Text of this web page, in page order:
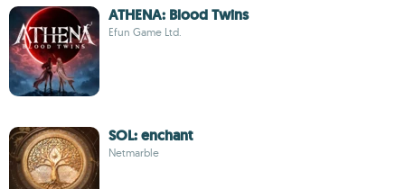
ATHENA: Blood Twins
Efun Game Ltd.
SOL: enchant
Netmarble